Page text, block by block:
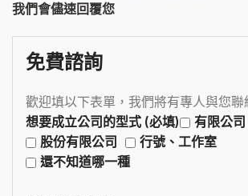
我們會儘速回覆您
免費諮詢
歡迎填以下表單，我們將有專人與您聯
想要成立公司的型式 (必填)
有限公司
股份有限公司
行號、工作室
還不知道哪一種